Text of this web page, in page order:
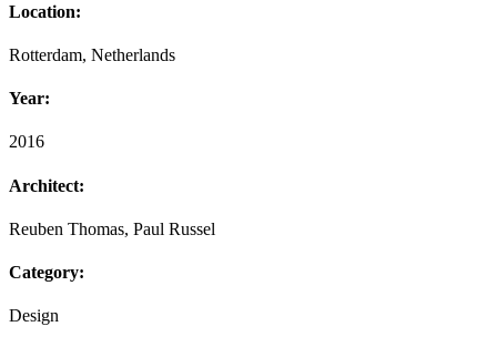
Location:
Rotterdam, Netherlands
Year:
2016
Architect:
Reuben Thomas, Paul Russel
Category:
Design